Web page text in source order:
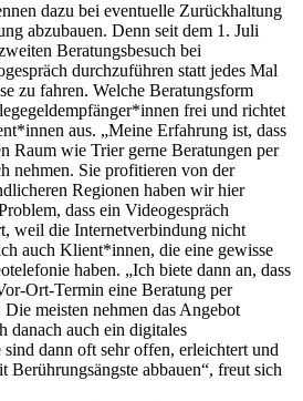
dazu bei eventuelle Zurückhaltung
abzubauen. Denn seit dem 1. Juli
Beratungsbesuch bei
durchzuführen statt jedes Mal
zu fahren. Welche Beratungsform
frei und richtet
aus. „Meine Erfahrung ist, dass
Raum wie Trier gerne Beratungen per
nehmen. Sie profitieren von der
Regionen haben wir hier
dass ein Videogespräch
weil die Internetverbindung nicht
auch Klient*innen, die eine gewisse
haben. „Ich biete dann an, dass
Ort-Termin eine Beratung per
meisten nehmen das Angebot
danach auch ein digitales
sind dann oft sehr offen, erleichtert und
Berührungsängste abbauen“, freut sich